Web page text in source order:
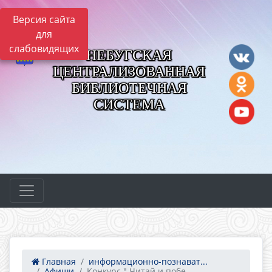
Версия сайта
для
слабовидящих
НЕБУГСКАЯ
ЦЕНТРАЛИЗОВАННАЯ
БИБЛИОТЕЧНАЯ
СИСТЕМА
Главная
информационно-познават...